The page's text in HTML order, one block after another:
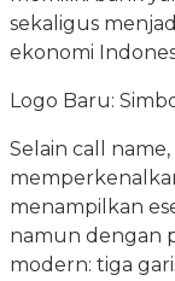
sekaligus
ekonomi
Logo Baru:
Selain call
menampilkan
namun dengan
modern: tiga